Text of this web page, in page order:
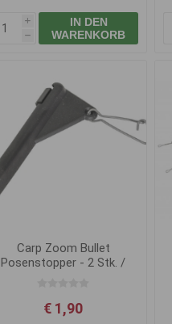
i
h
IN DEN
WARENKORB
Carp Zoom Bullet
Posenstopper - 2 Stk. /
€ 1,90